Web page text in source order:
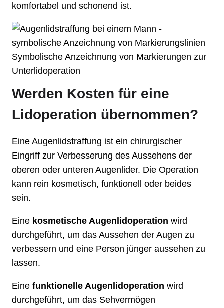
komfortabel und schonend ist.
Symbolische Anzeichnung von Markierungen zur
Unterlidoperation
Werden Kosten für eine
Lidoperation übernommen?
Eine Augenlidstraffung ist ein chirurgischer
Eingriff zur Verbesserung des Aussehens der
oberen oder unteren Augenlider. Die Operation
kann rein kosmetisch, funktionell oder beides
sein.
Eine kosmetische Augenlidoperation wird
durchgeführt, um das Aussehen der Augen zu
verbessern und eine Person jünger aussehen zu
lassen.
Eine funktionelle Augenlidoperation wird
durchgeführt, um das Sehvermögen